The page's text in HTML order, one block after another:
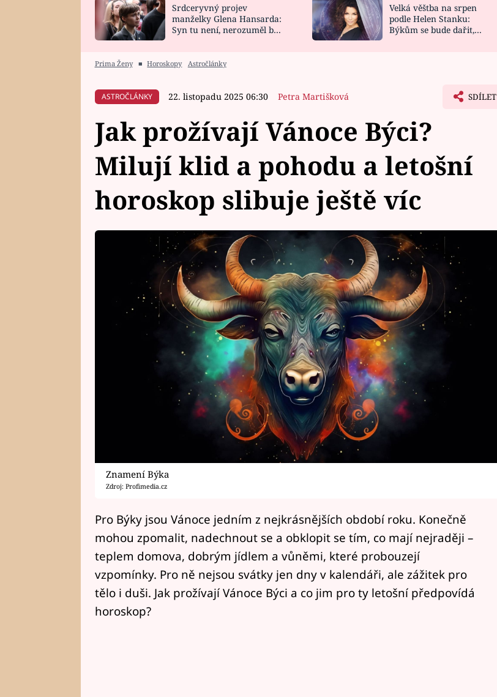
HOROSKOP NA
CELEBRITY
VAŘENÍ
NOVINKY
VIDEORECEPTY
Srdceryvný projev
manželky Glena Hansarda:
Syn tu není, nerozuměl by
Velká věštba na srpen
podle Helen Stanku:
Býkům se bude dařit,
Prima Ženy ■ Horoskopy Astročlánky
ASTROČLÁNKY 22. listopadu 2025 06:30 Petra Martišková SDÍLET
Jak prožívají Vánoce Býci?
Milují klid a pohodu a letošní
horoskop slibuje ještě víc
Znamení Býka
Zdroj: Profimedia.cz
Pro Býky jsou Vánoce jedním z nejkrásnějších období roku. Konečně
mohou zpomalit, nadechnout se a obklopit se tím, co mají nejraději –
teplem domova, dobrým jídlem a vůněmi, které probouzejí
vzpomínky. Pro ně nejsou svátky jen dny v kalendáři, ale zážitek pro
tělo i duši. Jak prožívají Vánoce Býci a co jim pro ty letošní předpovídá
horoskop?